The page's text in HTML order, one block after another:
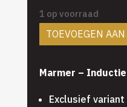
was:
1 op voorraad
TOEVOEGEN
Marmer –
Exclusief